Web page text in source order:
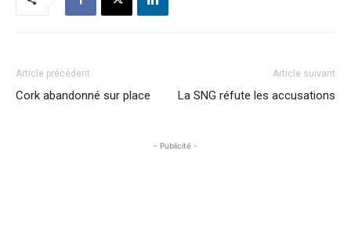
Article précédent
Cork abandonné sur place
Article suivant
La SNG réfute les accusations
- Publicité -